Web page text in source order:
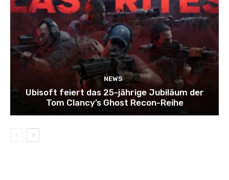
NEWS
Ubisoft feiert das 25-jährige Jubiläum der
Tom Clancy’s Ghost Recon-Reihe